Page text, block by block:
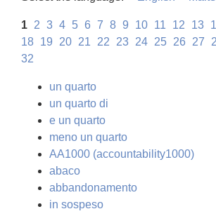
1 2 3 4 5 6 7 8 9 10 11 12 13
18 19 20 21 22 23 24 25 26 27
32
un quarto
un quarto di
e un quarto
meno un quarto
AA1000 (accountability1000)
abaco
abbandonamento
in sospeso